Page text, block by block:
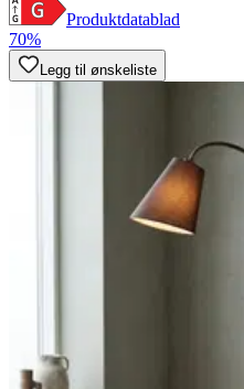
Produktdatablad
70%
Legg til ønskeliste